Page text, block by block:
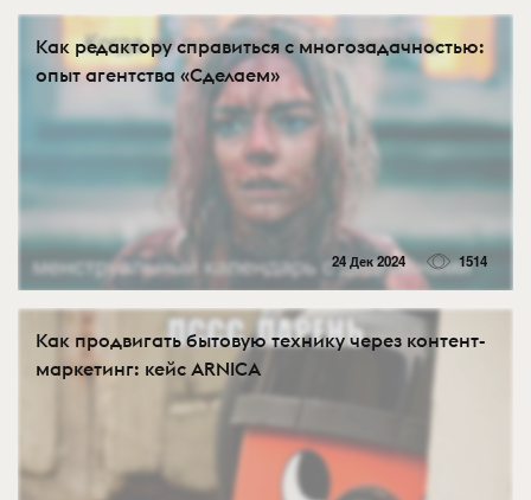
Как редактору справиться с многозадачностью:
опыт агентства «Сделаем»
24 Дек 2024 1514
Как продвигать бытовую технику через контент-
маркетинг: кейс ARNICA